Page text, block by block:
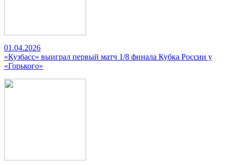
01.04.2026
«Кузбасс» выиграл первый матч 1/8 финала Кубка России у
«Горького»